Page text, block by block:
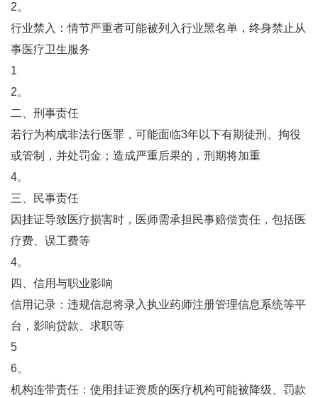
2。
‌行业禁入‌：情节严重者可能被列入行业黑名单，终身禁止从
事医疗卫生服务‌
1
2。
二、刑事责任
若行为构成非法行医罪，可能面临3年以下有期徒刑、拘役
或管制，并处罚金；造成严重后果的，刑期将加重‌
4。
三、民事责任
因挂证导致医疗损害时，医师需承担民事赔偿责任，包括医
疗费、误工费等‌
4。
四、信用与职业影响
‌信用记录‌：违规信息将录入执业药师注册管理信息系统等平
台，影响贷款、求职等‌
5
6。
‌机构连带责任‌：使用挂证资质的医疗机构可能被降级、罚款